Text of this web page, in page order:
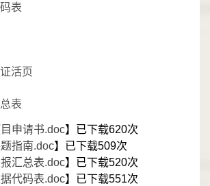
表
活页
表
申请书.doc】已下载620次
指南.doc】已下载509次
汇总表.doc】已下载520次
代码表.doc】已下载551次